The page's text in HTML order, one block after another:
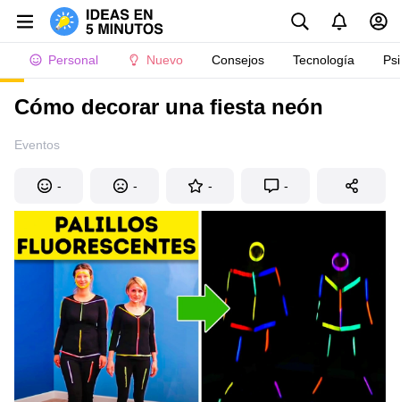
Personal Nuevo Consejos Tecnología
Cómo decorar una fiesta neón
Eventos
- - - -